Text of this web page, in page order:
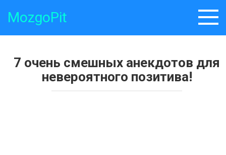
MozgoPit
7 очень смешных анекдотов для
невероятного позитива!